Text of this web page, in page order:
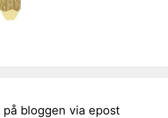
på bloggen via epost